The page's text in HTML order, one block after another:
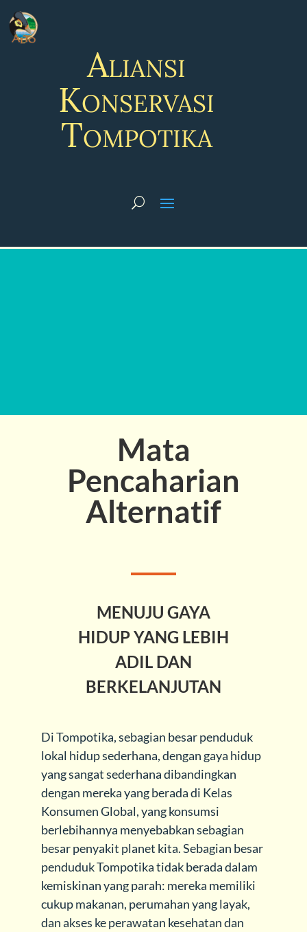
Aliansi
Konservasi
Tompotika
Mata
Pencaharian
Alternatif
MENUJU GAYA
HIDUP YANG LEBIH
ADIL DAN
BERKELANJUTAN
Di Tompotika, sebagian besar penduduk
lokal hidup sederhana, dengan gaya hidup
yang sangat sederhana dibandingkan
dengan mereka yang berada di Kelas
Konsumen Global, yang konsumsi
berlebihannya menyebabkan sebagian
besar penyakit planet kita. Sebagian besar
penduduk Tompotika tidak berada dalam
kemiskinan yang parah: mereka memiliki
cukup makanan, perumahan yang layak,
dan akses ke perawatan kesehatan dan